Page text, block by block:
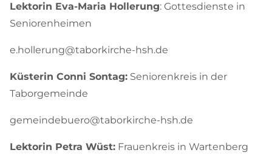
Lektorin Eva-Maria Hollerung: Gottesdienste in
Seniorenheimen
e.hollerung@taborkirche-hsh.de
Küsterin Conni Sontag: Seniorenkreis in der
Taborgemeinde
gemeindebuero@taborkirche-hsh.de
Lektorin Petra Wüst: Frauenkreis in Wartenberg